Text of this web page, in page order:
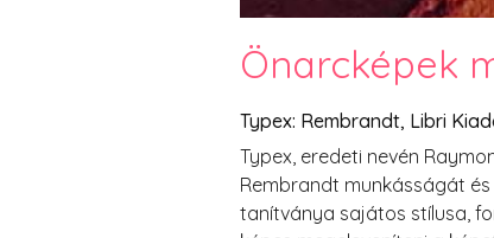
Önarcképek
Typex: Rembrandt, Libri
Typex, eredeti nevén
Rembrandt munkásságát
tanítványa sajátos stílusa,